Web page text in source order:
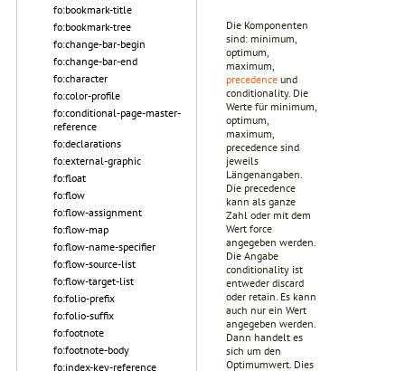
fo:bookmark-title
fo:bookmark-tree
fo:change-bar-begin
fo:change-bar-end
fo:character
fo:color-profile
fo:conditional-page-master-
reference
fo:declarations
fo:external-graphic
fo:float
fo:flow
fo:flow-assignment
fo:flow-map
fo:flow-name-specifier
fo:flow-source-list
fo:flow-target-list
fo:folio-prefix
fo:folio-suffix
fo:footnote
fo:footnote-body
fo:index-key-reference
Die Komponenten
sind: minimum,
optimum,
maximum,
precedence und
conditionality. Die
Werte für minimum,
optimum,
maximum,
precedence sind
jeweils
Längenangaben.
Die precedence
kann als ganze
Zahl oder mit dem
Wert force
angegeben werden.
Die Angabe
conditionality ist
entweder discard
oder retain. Es kann
auch nur ein Wert
angegeben werden.
Dann handelt es
sich um den
Optimumwert. Dies